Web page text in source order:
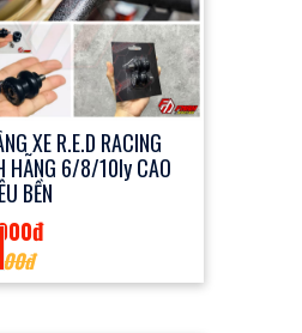
XE R.E.D RACING
HÃNG 6/8/10ly CAO
BỀN